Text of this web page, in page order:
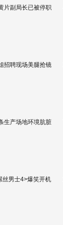
片副局长已被停职
招聘现场美腿抢镜
生产场地环境肮脏
丝男士4>爆笑开机